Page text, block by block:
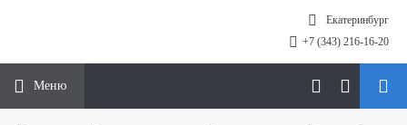
Екатеринбург
+7 (343) 216-16-20
Меню